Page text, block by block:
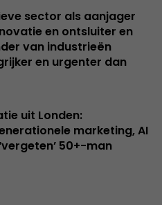
sector als aanjager
en ontsluiter en
van industrieën
en urgenter dan
uit Londen:
marketing, AI
50+-man